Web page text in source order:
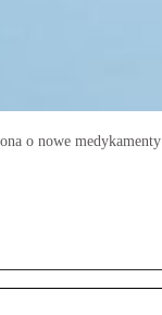
o nowe medykamenty